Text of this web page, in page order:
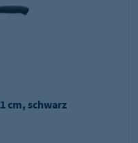
cm, schwarz